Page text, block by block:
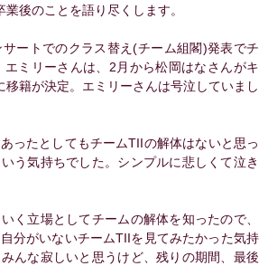
後のことを語り尽くします。
トでのクラス替え(チーム組閣)発表でチ
ミリーさんは、2月から松岡はなさんがキ
移籍が決定。エミリーさんは号泣していまし
ったとしてもチームTIIの解体はないと思っ
う気持ちでした。シンプルに悲しくて泣き
立場としてチームの解体を知ったので、
分がいないチームTIIを見てみたかった気持
んな寂しいと思うけど、残りの期間、最後